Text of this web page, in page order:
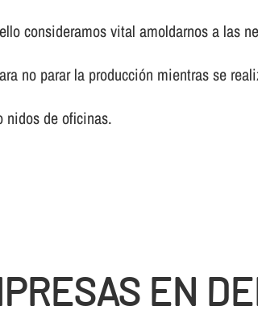
consideramos vital amoldarnos a las
no parar la producción mientras se
nidos de oficinas.
EN